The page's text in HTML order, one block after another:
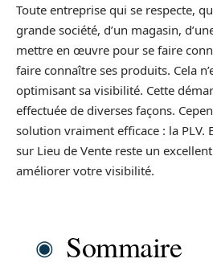
Toute entreprise qui se respecte,
grande société, d’un magasin,
mettre en œuvre pour se faire
faire connaître ses produits. Cela
optimisant sa visibilité. Cette
effectuée de diverses façons.
solution vraiment efficace : la PLV.
sur Lieu de Vente reste un
améliorer votre visibilité.
Sommaire